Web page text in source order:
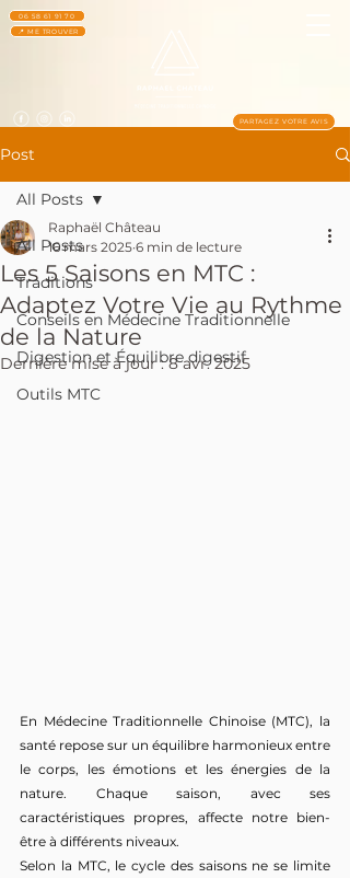
06 58 61 91 70
PARTAGEZ VOTRE AVIS
📍 ME TROUVER
Post
All Posts
Traditions
Conseils en Médecine Traditionnelle
Digestion et Équilibre digestif
Outils MTC
All Posts
Les 5 Saisons en MTC :
Adaptez Votre Vie au Rythme
de la Nature
Raphaël Château
16 mars 2025 6 min de lecture
Dernière mise à jour :8 avr. 2025
En Médecine Traditionnelle Chinoise (MTC), la
santé repose sur un équilibre harmonieux entre
le corps, les émotions et les énergies de la
nature. Chaque saison, avec ses
caractéristiques propres, affecte notre bien-
être à différents niveaux.
Selon la MTC, le cycle des saisons ne se limite